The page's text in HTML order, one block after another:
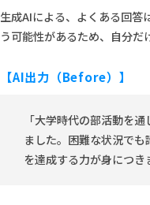
生成AIによる、よくある回答
う可能性があるため、自分だ
【AI出力（Before）】
「大学時代の部活動を
ました。困難な状況で
を達成する力が身につき